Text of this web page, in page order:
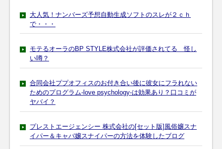
大人気！ナンバーズ予想自動生成ソフトのスレが２ｃｈ
で・・・
モテるオーラのBP STYLE株式会社が評価されてる 怪し
い噂？
合同会社ププオフィスのお付き合い後に彼女にフラれない
ためのプログラム-love psychology-は効果あり？口コミが
ヤバイ？
プレストエージェンシー 株式会社の[セット版]風俗嬢スナ
イパー＆キャバ嬢スナイパーの方法を体験したブログ